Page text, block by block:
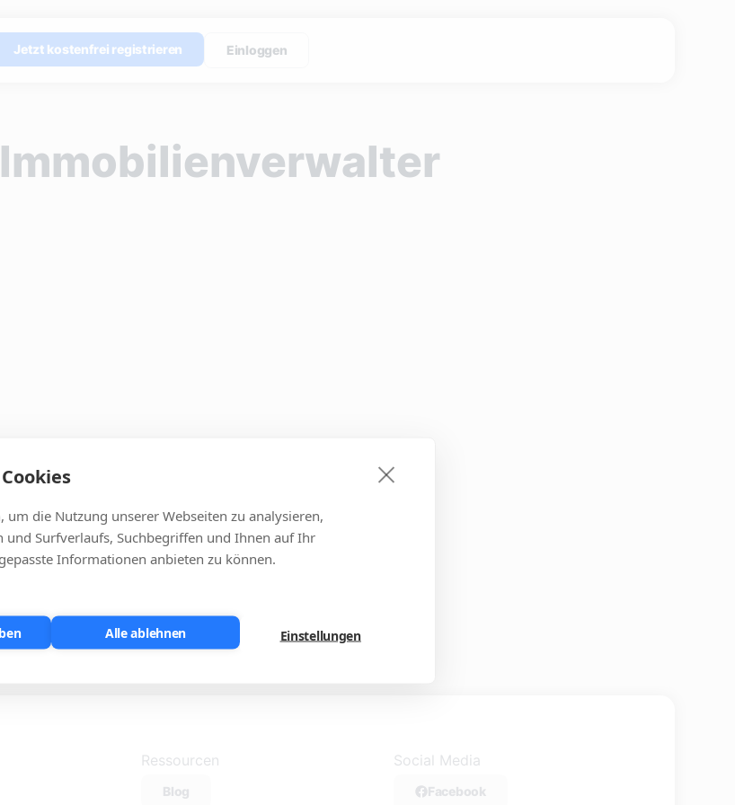
um die Nutzung unserer Webseiten zu analysieren,
und Surfverlaufs, Suchbegriffen und Ihnen auf Ihr
Informationen anbieten zu können.
Alle ablehnen Einstellungen
Jetzt kostenfrei registrieren Einloggen
Ressourcen
Blog
Social Media
Facebook